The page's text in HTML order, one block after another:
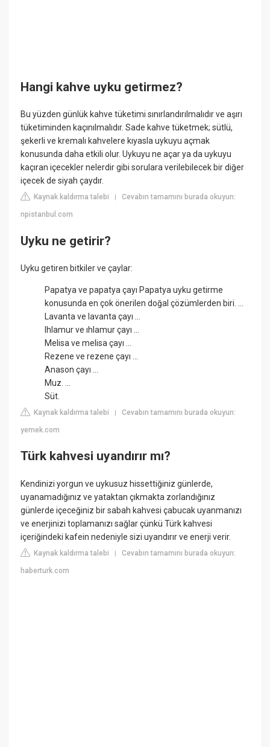
Hangi kahve uyku getirmez?
Bu yüzden günlük kahve tüketimi sınırlandırılmalıdır ve aşırı
tüketiminden kaçınılmalıdır. Sade kahve tüketmek; sütlü,
şekerli ve kremalı kahvelere kıyasla uykuyu açmak
konusunda daha etkili olur. Uykuyu ne açar ya da uykuyu
kaçıran içecekler nelerdir gibi sorulara verilebilecek bir diğer
içecek de siyah çaydır.
Kaynak kaldırma talebi |Cevabın tamamını burada okuyun:
npistanbul.com
Uyku ne getirir?
Uyku getiren bitkiler ve çaylar:
Papatya ve papatya çayı Papatya uyku getirme
konusunda en çok önerilen doğal çözümlerden biri. ...
Lavanta ve lavanta çayı ...
Ihlamur ve ıhlamur çayı ...
Melisa ve melisa çayı ...
Rezene ve rezene çayı ...
Anason çayı ...
Muz. ...
Süt.
Kaynak kaldırma talebi |Cevabın tamamını burada okuyun:
yemek.com
Türk kahvesi uyandırır mı?
Kendinizi yorgun ve uykusuz hissettiğiniz günlerde,
uyanamadığınız ve yataktan çıkmakta zorlandığınız
günlerde içeceğiniz bir sabah kahvesi çabucak uyanmanızı
ve enerjinizi toplamanızı sağlar çünkü Türk kahvesi
içeriğindeki kafein nedeniyle sizi uyandırır ve enerji verir.
Kaynak kaldırma talebi |Cevabın tamamını burada okuyun:
haberturk.com